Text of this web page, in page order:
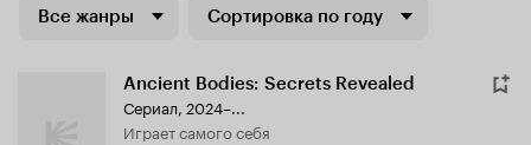
Все жанры Сортировка по году
Ancient Bodies: Secrets Revealed
Сериал, 2024–...
играет самого себя